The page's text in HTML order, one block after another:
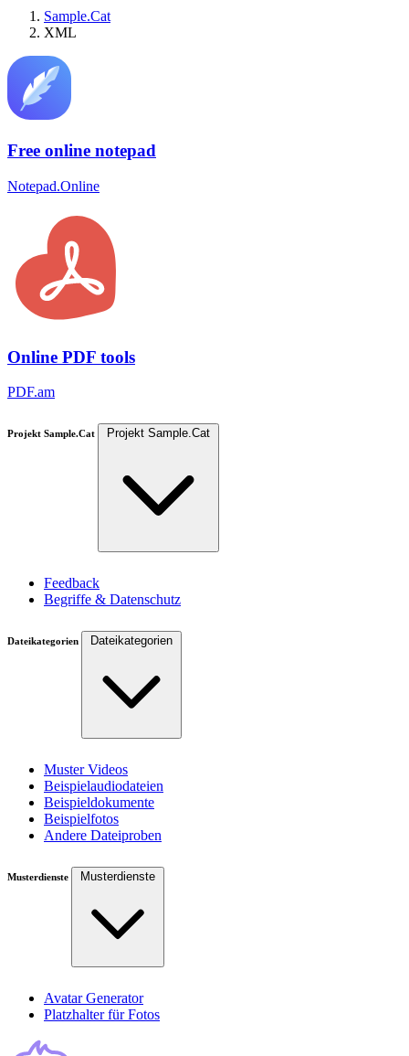
Sample.Cat
XML
Free online notepad
Notepad.Online
Online PDF tools
PDF.am
Projekt Sample.Cat Projekt Sample.Cat
Feedback
Begriffe & Datenschutz
Dateikategorien Dateikategorien
Muster Videos
Beispielaudiodateien
Beispieldokumente
Beispielfotos
Andere Dateiproben
Musterdienste Musterdienste
Avatar Generator
Platzhalter für Fotos